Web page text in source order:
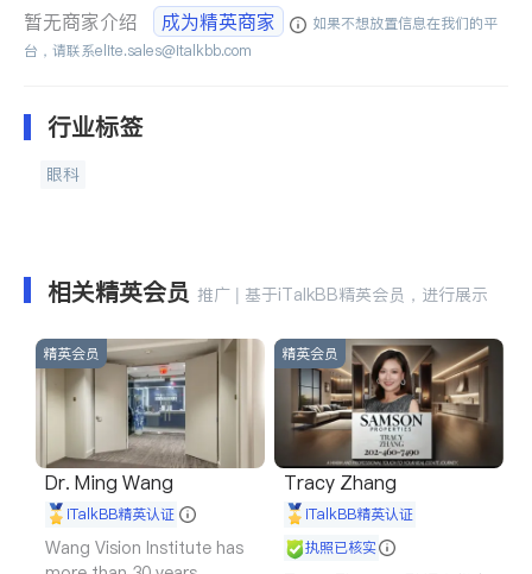
暂无商家介绍 成为精英商家
如果不想放置信息在我们的平
台，请联系elite.sales@italkbb.com
行业标签
眼科
相关精英会员 推广 | 基于iTalkBB精英会员，进行展示
精英会员
Dr. Ming Wang
iTalkBB精英认证
Wang Vision Institute has
精英会员
Tracy Zhang
iTalkBB精英认证
执照已核实